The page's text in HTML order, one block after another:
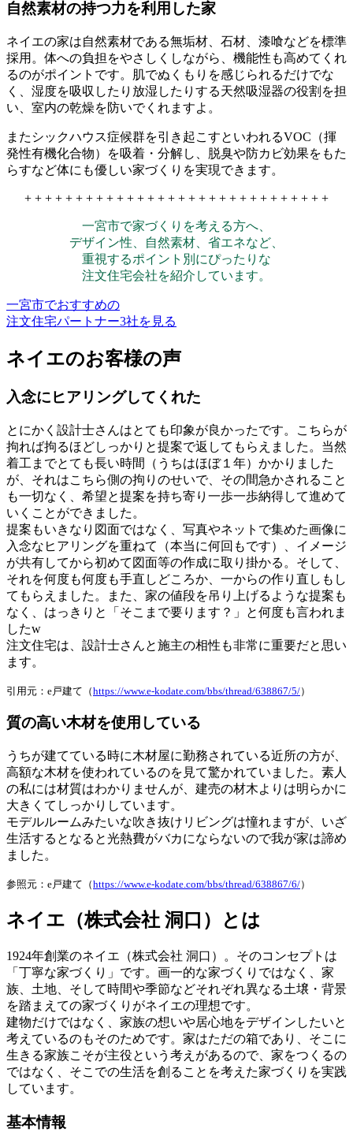
自然素材の持つ力を利用した家
ネイエの家は自然素材である無垢材、石材、漆喰などを標準
採用。体への負担をやさしくしながら、機能性も高めてくれ
るのがポイントです。肌でぬくもりを感じられるだけでな
く、湿度を吸収したり放湿したりする天然吸湿器の役割を担
い、室内の乾燥を防いでくれますよ。
またシックハウス症候群を引き起こすといわれるVOC（揮
発性有機化合物）を吸着・分解し、脱臭や防カビ効果をもた
らすなど体にも優しい家づくりを実現できます。
+ + + + + + + + + + + + + + + + + + + + + + + + + + + + + +
一宮市で家づくりを考える方へ、
デザイン性、自然素材、省エネなど、
重視するポイント別にぴったりな
注文住宅会社を紹介しています。
一宮市でおすすめの
注文住宅パートナー3社を見る
ネイエのお客様の声
入念にヒアリングしてくれた
とにかく設計士さんはとても印象が良かったです。こちらが
拘れば拘るほどしっかりと提案で返してもらえました。当然
着工までとても長い時間（うちはほぼ１年）かかりました
が、それはこちら側の拘りのせいで、その間急かされること
も一切なく、希望と提案を持ち寄り一歩一歩納得して進めて
いくことができました。
提案もいきなり図面ではなく、写真やネットで集めた画像に
入念なヒアリングを重ねて（本当に何回もです）、イメージ
が共有してから初めて図面等の作成に取り掛かる。そして、
それを何度も何度も手直しどころか、一からの作り直しもし
てもらえました。また、家の値段を吊り上げるような提案も
なく、はっきりと「そこまで要ります？」と何度も言われま
したw
注文住宅は、設計士さんと施主の相性も非常に重要だと思い
ます。
引用元：e戸建て（https://www.e-kodate.com/bbs/thread/638867/5/）
質の高い木材を使用している
うちが建てている時に木材屋に勤務されている近所の方が、
高額な木材を使われているのを見て驚かれていました。素人
の私には材質はわかりませんが、建売の材木よりは明らかに
大きくてしっかりしています。
モデルルームみたいな吹き抜けリビングは憧れますが、いざ
生活するとなると光熱費がバカにならないので我が家は諦め
ました。
参照元：e戸建て（https://www.e-kodate.com/bbs/thread/638867/6/）
ネイエ（株式会社 洞口）とは
1924年創業のネイエ（株式会社 洞口）。そのコンセプトは
「丁寧な家づくり」です。画一的な家づくりではなく、家
族、土地、そして時間や季節などそれぞれ異なる土壌・背景
を踏まえての家づくりがネイエの理想です。
建物だけではなく、家族の想いや居心地をデザインしたいと
考えているのもそのためです。家はただの箱であり、そこに
生きる家族こそが主役という考えがあるので、家をつくるの
ではなく、そこでの生活を創ることを考えた家づくりを実践
しています。
基本情報